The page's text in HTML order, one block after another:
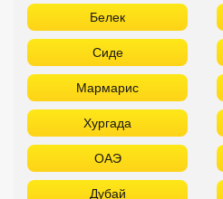
Белек
Сиде
Мармарис
Хургада
ОАЭ
Дубай